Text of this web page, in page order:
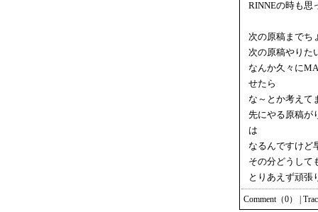
RINNEの時も思
次の原稿までち
次の原稿やりた
なんか久々に
せたら
な～とか考えて
先にやる原稿が
は
なるんですけど
その分どうして
とりあえず頑張
Comment（0）